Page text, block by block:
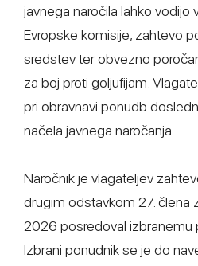
javnega naročila lahko vodijo
Evropske komisije, zahtevo
sredstev ter obvezno
za boj proti goljufijam.
pri obravnavi ponudb
načela javnega naročanja.
Naročnik je vlagateljev
drugim odstavkom 27. člena
2026 posredoval izbranemu
Izbrani ponudnik se je do